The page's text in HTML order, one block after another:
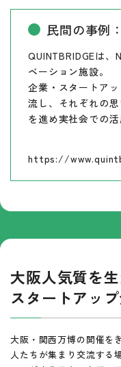
民間の事例
QUINTBRIDGEは、
ベーション施設。
企業・スタートア
流し、それぞれの
を進め実社会での
https://
大阪人気質を
スタートアッ
大阪・関西万博の開催を
人たちが集まり交流する